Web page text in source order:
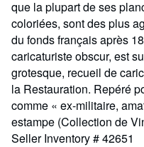
que la plupart de ses
coloriées, sont des plus
du fonds français après
caricaturiste obscur, est
grotesque, recueil de
la Restauration. Repéré
comme « ex-militaire,
estampe (Collection de
Seller Inventory # 42651